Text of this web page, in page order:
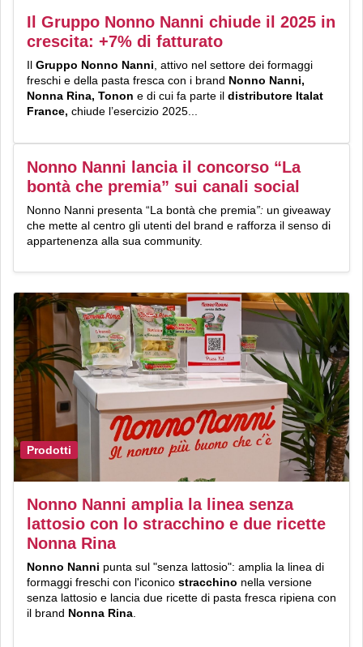
Il Gruppo Nonno Nanni chiude il 2025 in
crescita: +7% di fatturato
Il Gruppo Nonno Nanni , attivo nel settore dei formaggi
freschi e della pasta fresca con i brand Nonno Nanni,
Nonna Rina, Tonon e di cui fa parte il distributore Italat
France, chiude l’esercizio 2025...
Nonno Nanni lancia il concorso “La
bontà che premia” sui canali social
Nonno Nanni presenta “La bontà che premia”: un giveaway
che mette al centro gli utenti del brand e rafforza il senso di
appartenenza alla sua community.
Prodotti
Nonno Nanni amplia la linea senza
lattosio con lo stracchino e due ricette
Nonna Rina
Nonno Nanni punta sul "senza lattosio": amplia la linea di
formaggi freschi con l'iconico stracchino nella versione
senza lattosio e lancia due ricette di pasta fresca ripiena con
il brand Nonna Rina.